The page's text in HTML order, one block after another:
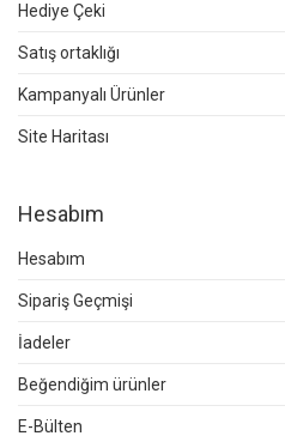
Hediye Çeki
Satış ortaklığı
Kampanyalı Ürünler
Site Haritası
Hesabım
Hesabım
Sipariş Geçmişi
İadeler
Beğendiğim ürünler
E-Bülten